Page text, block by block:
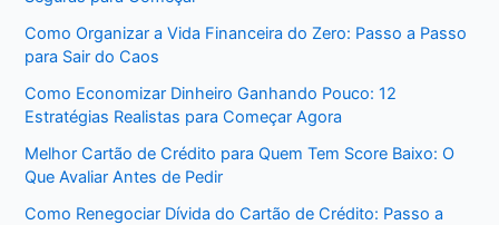
Como Organizar a Vida Financeira do Zero: Passo a Passo
para Sair do Caos
Como Economizar Dinheiro Ganhando Pouco: 12
Estratégias Realistas para Começar Agora
Melhor Cartão de Crédito para Quem Tem Score Baixo: O
Que Avaliar Antes de Pedir
Como Renegociar Dívida do Cartão de Crédito: Passo a